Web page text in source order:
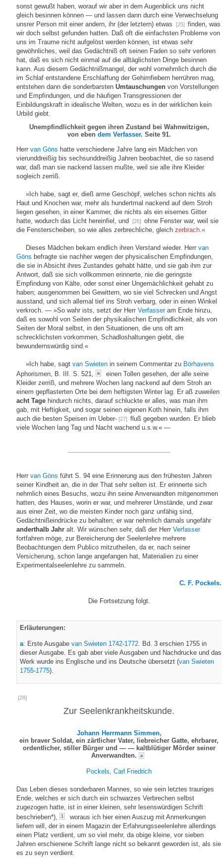
sonst gewußt haben, worauf wir aber in dem Augenblick uns nicht
gleich besinnen können — und lassen dann durch eine Verwechselung
unsrer Person mit einer andern, ihr (der letztern) etwas
[25] finden, was
wir doch selbst gefunden hatten. Daß oft die einfachsten Probleme von
uns im Traume nicht aufgelöst werden können, ist etwas sehr
gewöhnliches, weil das Gedächtniß oft seinen Faden so sehr verloren
hat, daß es sich nicht einmal auf die alltäglichsten Dinge besinnen
kann. Aus diesem Gedächtnißmangel, der wohl vornehmlich durch die
im Schlaf entstandene Erschlaffung der Gehirnfiebern herrühren mag,
entstehen dann die sonderbarsten Umtauschungen von Vorstellungen
und Empfindungen, und die häufigen Transgressionen der
Einbildungskraft in idealische Welten, wozu es in der wirklichen kein
Urbild giebt.
Unempfindlichkeit gegen ihren Zustand bei Wahnwitzigen,
von eben dem Verfasser. Seite 91.
Herr van Göns hatte verschiedene Jahre lang ein Mädchen von
vierunddreißig bis sechsunddreißig Jahren beobachtet, die so rasend
war, daß man sie nackend lassen mußte, weil sie alle ihre Kleider
sogleich zerriß.
»Ich habe, sagt er, dieß arme Geschöpf, welches schon nichts als
Haut und Knochen war, mehr als hundertmal nackend auf dem Stroh
liegen gesehen, in einer Kammer, die nichts als ein eisernes Gitter
hatte, wodurch das Licht hereinfiel, und
[26] ohne Fenster war, weil sie
die Fensterscheiben, so wie alles zerbrechliche, gleich zerbrach.«
Dieses Mädchen bekam endlich ihren Verstand wieder. Herrvan
Göns befragte sie nachher wegen der physicalischen Empfindungen,
die sie in Absicht ihres Zustandes gehabt hätte, und sie gab ihm zur
Antwort, daß sie sich vollkommen erinnerte, nie die geringste
Empfindung von Kälte, oder sonst einer Ungemächlichkeit gehabt zu
haben; ausgenommen bei Gewittern, wo sie viel Schrecken und Angst
ausstand, und sich allemal tief ins Stroh verbarg, oder in einen Winkel
verkroch. — »So wahr ists, setzt der Herr Verfasseram Ende hinzu,
daß es sowohl von Seiten der physikalischen Empfindlichkeit, als von
Seiten der Moral selbst, in den Situationen, die uns oft am
schrecklichsten vorkommen, Schadloshaltungen giebt, die
bewundernswürdig sind.«
»Ich habe, sagtvan Swieten in seinem Commentar zu Börhavens
Aphorismen, B. III. S. 521,
a
einen Tollen gesehen, der alle seine
Kleider zerriß, und mehrere Wochen lang nackend auf dem Stroh an
einem gepflasterten Orte bei dem heftigsten Winter lag. Er aß zuweilen
acht Tage hindurch nichts, darauf schluckte er alles, was man ihm
gab, mit Heftigkeit, und sogar seinen eigenen Koth hinein, falls ihm
auch die besten Speisen im Ueber- [27] fluß gegeben wurden. Er blieb
viele Wochen lang Tag und Nacht wachend u.s.w.« —
Herr van Göns führt S. 94 eine Erinnerung aus den frühesten Jahren
seiner Kindheit an, die in der That sehr selten ist. Er erinnerte sich
nehmlich eines Besuchs, wozu ihn seine Anverwandten mitgenommen
hatten, des Hauses, worin er war, und mehrerer Umstände, und zwar
aus einer Zeit, wo die meisten Kinder noch ganz unfähig sind,
Gedächtnißeindrücke zu behalten; er war nehmlich damals ungefähr
anderthalb Jahr alt. Wir wünschen sehr, daß der Herr Verfasser
fortfahren möge, zur Bereicherung der Seelenlehre mehrere
Beobachtungen dem Publico mitzutheilen, da er, nach seiner
Versicherung, schon lange angefangen hat, Materialien zu einer
Experimentalseelenlehre zu sammeln.
C. F. Pockels.
Die Fortsetzung folgt.
Erläuterungen:
a: Erste Ausgabe van Swieten 1742-1772. Bd. 3 erschien 1755 in
dieser Ausgabe. Es gab aber viele Ausgaben und Nachdrucke und das
Werk wurde ins Englische und ins Deutsche übersetzt (van Swieten
1755-1775).
[28]
Zur Seelenkrankheitskunde.
Johann Herrmann Simmen,
ein braver Soldat, ein zärtlicher Vater, liebreicher Gatte, ehrbarer,
ordentlicher, stiller Bürger und — — kaltblütiger Mörder seiner
Anverwandten.
a
Pockels, Carl Friedrich
Das Leben dieses sonderbaren Mannes, so wie sein letztes trauriges
Ende, welches er sich durch ein schwarzes Verbrechen selbst
zugezogen hatte, ist in einer kleinen, sehr lesenswürdigen Schrift
beschrieben*),
1
woraus ich hier einen Auszug mit Anmerkungen
liefern will, der in einem Magazin der Erfahrungsseelenlehre allerdings
einen Platz verdient, um so viel mehr, da obige kleine, vor sieben
Jahren erschienene Schrift lange nicht so bekannt geworden ist, als sie
es zu seyn verdient.